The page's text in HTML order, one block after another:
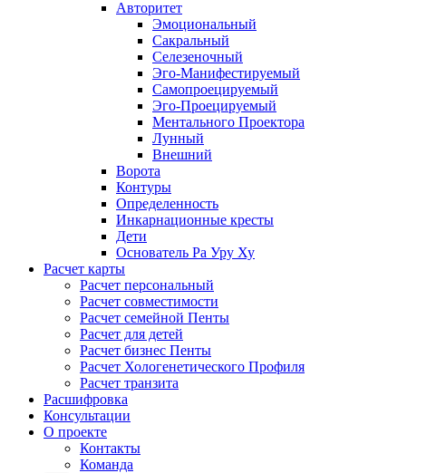
Авторитет
Эмоциональный
Сакральный
Селезеночный
Эго-Манифестируемый
Самопроецируемый
Эго-Проецируемый
Ментального Проектора
Лунный
Внешний
Ворота
Контуры
Определенность
Инкарнационные кресты
Дети
Основатель Ра Уру Ху
Расчет карты
Расчет персональный
Расчет совместимости
Расчет семейной Пенты
Расчет для детей
Расчет бизнес Пенты
Расчет Хологенетического Профиля
Расчет транзита
Расшифровка
Консультации
О проекте
Контакты
Команда